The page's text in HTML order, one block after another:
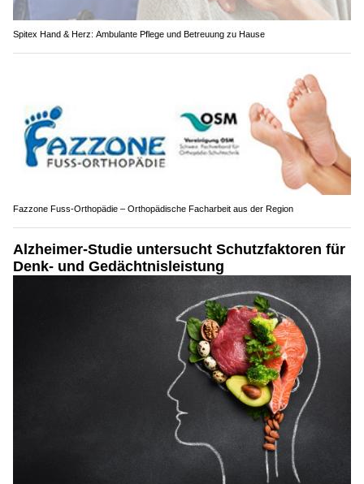
Spitex Hand & Herz: Ambulante Pflege und Betreuung zu Hause
Fazzone Fuss-Orthopädie – Orthopädische Facharbeit aus der Region
Alzheimer-Studie untersucht Schutzfaktoren für
Denk- und Gedächtnisleistung